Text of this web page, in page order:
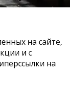
на сайте,
и с
на